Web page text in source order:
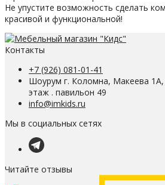
Не упустите возможность сделать
красивой и функциональной!
Контакты
+7 (926) 081-01-41
Шоурум г. Коломна, Макеева
этаж . павильон 49
info@imkids.ru
Мы в социальных сетях
Читайте отзывы